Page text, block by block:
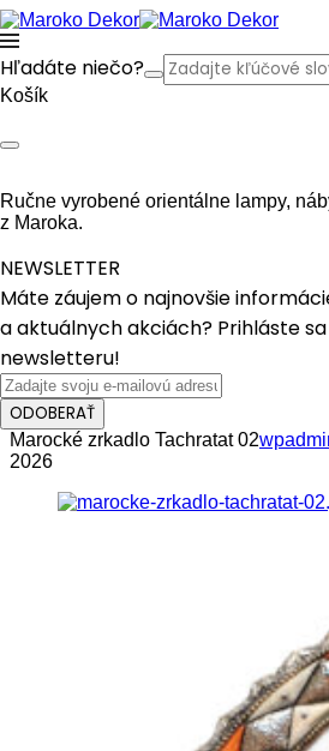
Hľadáte niečo?
Košík
Ručne vyrobené orientálne lampy,
z Maroka.
NEWSLETTER
Máte záujem o najnovšie
a aktuálnych akciách? Prihláste
newsletteru!
ODOBERAŤ
Marocké zrkadlo Tachratat 02
2026